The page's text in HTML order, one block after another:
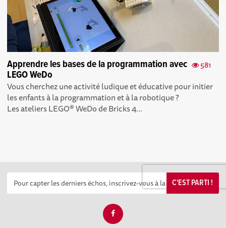
581
Apprendre les bases de la programmation avec
LEGO WeDo
Vous cherchez une activité ludique et éducative pour initier
les enfants à la programmation et à la robotique ?
Les ateliers LEGO® WeDo de Bricks 4...
C'EST PARTI !